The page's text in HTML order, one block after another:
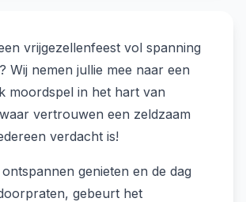
vrijgezellenfeest vol spanning
Wij nemen jullie mee naar een
moordspel in het hart van
vertrouwen een zeldzaam
verdacht is!
genieten en de dag
gebeurt het